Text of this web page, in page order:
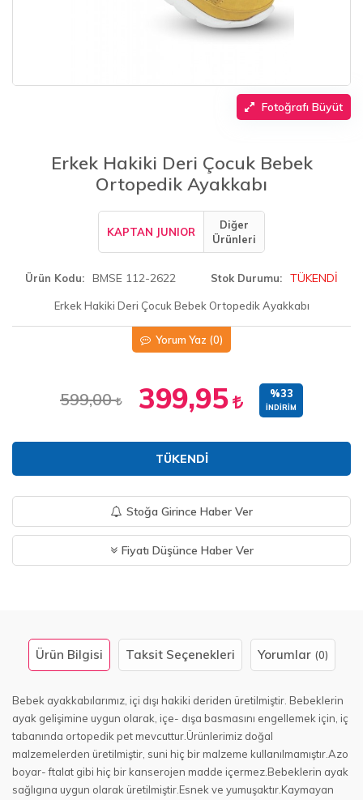
Fotoğrafı Büyüt
Erkek Hakiki Deri Çocuk Bebek
Ortopedik Ayakkabı
KAPTAN JUNIOR
Diğer
Ürünleri
Ürün Kodu BMSE 112-2622 Stok Durumu TÜKENDİ
Erkek Hakiki Deri Çocuk Bebek Ortopedik Ayakkabı
Yorum Yaz (0)
599,00 399,95 %33
İNDIRIM
TÜKENDI
Stoğa Girince Haber Ver
Fiyatı Düşünce Haber Ver
Ürün Bilgisi Taksit Seçenekleri Yorumlar (0)
Bebek ayakkabılarımız, içi dışı hakiki deriden üretilmiştir. Bebeklerin
ayak gelişimine uygun olarak, içe- dışa basmasını engellemek için, iç
tabanında ortopedik pet mevcuttur.Ürünlerimiz doğal
malzemelerden üretilmiştir, suni hiç bir malzeme kullanılmamıştır.Azo
boyar- ftalat gibi hiç bir kanserojen madde içermez.Bebeklerin ayak
sağlıgına uygun olarak üretilmiştir.Esnek ve yumuşaktır.Kaymayan